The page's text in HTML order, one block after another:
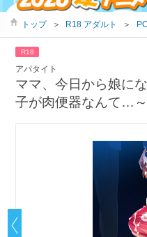
トップ ＞ R18 アダルト ＞
R18
アパタイト
ママ、今日から娘に
子が肉便器なんて…～